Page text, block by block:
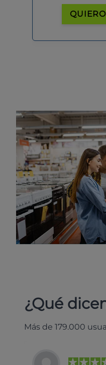
¿Qué
Más de 179.000